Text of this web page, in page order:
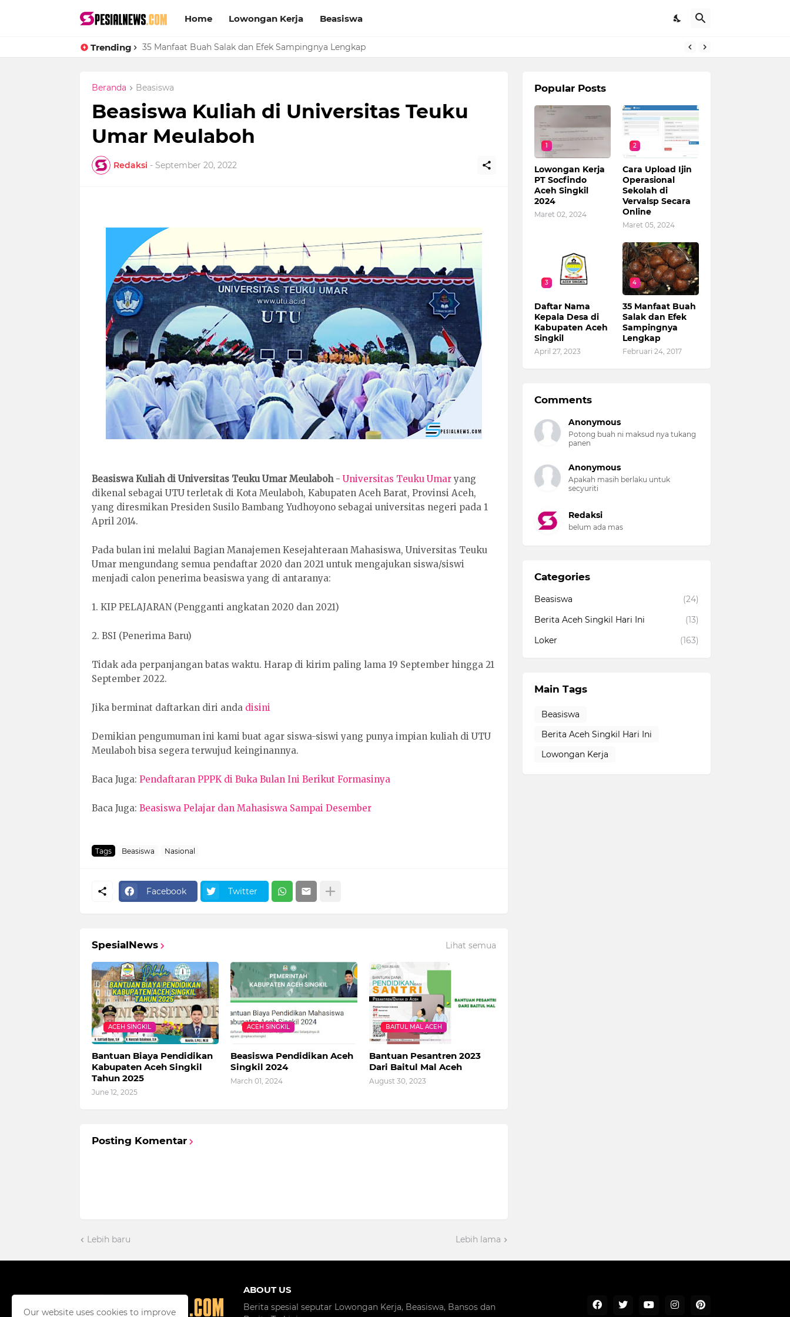
Home Lowongan Kerja Beasiswa
Trending 35 Manfaat Buah Salak dan Efek Sampingnya Lengkap
Cara Upload Ijin Operasional Sekolah di Vervalsp Secara Online
Beranda Beasiswa
Beasiswa Kuliah di Universitas Teuku
Umar Meulaboh
Redaksi - September 20, 2022
Beasiswa Kuliah di Universitas Teuku Umar Meulaboh- Universitas Teuku Umaryang
dikenal sebagai UTU terletak di Kota Meulaboh, Kabupaten Aceh Barat, Provinsi Aceh,
yang diresmikan Presiden Susilo Bambang Yudhoyono sebagai universitas negeri pada 1
April 2014.
Pada bulan ini melalui Bagian Manajemen Kesejahteraan Mahasiswa, Universitas Teuku
Umar mengundang semua pendaftar 2020 dan 2021 untuk mengajukan siswa/siswi
menjadi calon penerima beasiswa yang di antaranya:
1. KIP PELAJARAN (Pengganti angkatan 2020 dan 2021)
2. BSI (Penerima Baru)
Tidak ada perpanjangan batas waktu. Harap di kirim paling lama 19 September hingga 21
September 2022.
Jika berminat daftarkan diri anda disini
Demikian pengumuman ini kami buat agar siswa-siswi yang punya impian kuliah di UTU
Meulaboh bisa segera terwujud keinginannya.
Baca Juga: Pendaftaran PPPK di Buka Bulan Ini Berikut Formasinya
Baca Juga: Beasiswa Pelajar dan Mahasiswa Sampai Desember
Tags Beasiswa Nasional
Facebook Twitter
SpesialNews Lihat semua
ACEH SINGKIL
Bantuan Biaya Pendidikan
Kabupaten Aceh Singkil
Tahun 2025
June 12, 2025
ACEH SINGKIL
Beasiswa Pendidikan Aceh
Singkil 2024
March 01, 2024
BAITUL MAL ACEH
Bantuan Pesantren 2023
Dari Baitul Mal Aceh
August 30, 2023
Posting Komentar
Lebih baru Lebih lama
Popular Posts
1
Lowongan Kerja
PT Socfindo
Aceh Singkil
2024
Maret 02, 2024
2
Cara Upload Ijin
Operasional
Sekolah di
Vervalsp Secara
Online
Maret 05, 2024
3
Daftar Nama
Kepala Desa di
Kabupaten Aceh
Singkil
April 27, 2023
4
35 Manfaat Buah
Salak dan Efek
Sampingnya
Lengkap
Februari 24, 2017
Comments
Anonymous
Potong buah ni maksud nya tukang
panen
Anonymous
Apakah masih berlaku untuk
secyuriti
Redaksi
belum ada mas
Categories
Beasiswa
(24)
Berita Aceh Singkil Hari Ini
(13)
Loker
(163)
Main Tags
Beasiswa
Berita Aceh Singkil Hari Ini
Lowongan Kerja
ABOUT US
Berita spesial seputar Lowongan Kerja, Beasiswa, Bansos dan
Our website uses cookies to improve